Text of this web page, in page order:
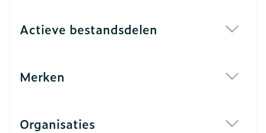
Actieve bestandsdelen
Merken
Organisaties